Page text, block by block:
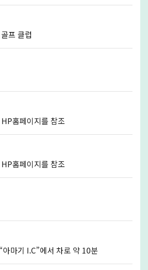
프 클럽
홈페이지를 참조
홈페이지를 참조
마기 I.C”에서 차로 약 10분